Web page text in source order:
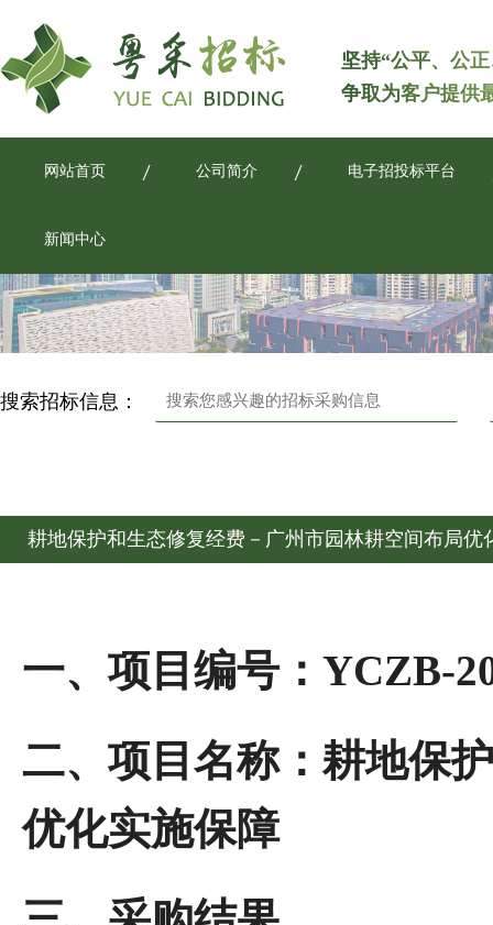
坚持“公平、公
争取为客户提供
网站首页 公司简介 电子招投标平台
新闻中心
搜索招标信息：
耕地保护和生态修复经费－广州市园林耕空间布局优
一、项目编号： YCZB-
二、项目名称：耕地保
优化实施保障